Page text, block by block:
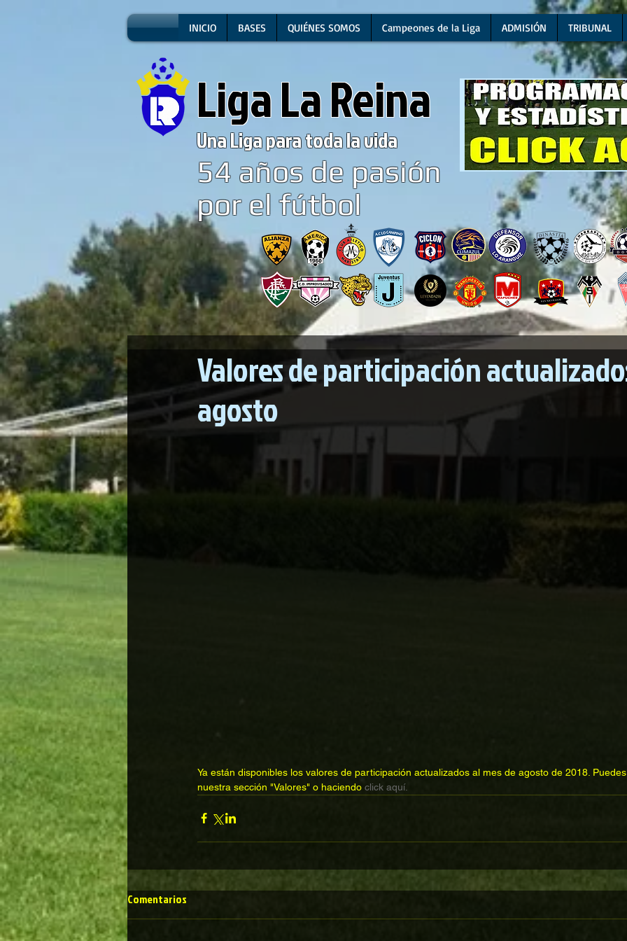
INICIO BASES QUIÉNES SOMOS Campeones de la Liga ADMISIÓN TRIBUNAL
Liga La Reina
Una Liga para toda la vida
54 años de pasión
por el fútbol
Valores de participación
agosto
Ya están disponibles los valores de participación actualizados al mes de agosto de 2018.
nuestra sección "Valores" o haciendo click aquí.
Comentarios